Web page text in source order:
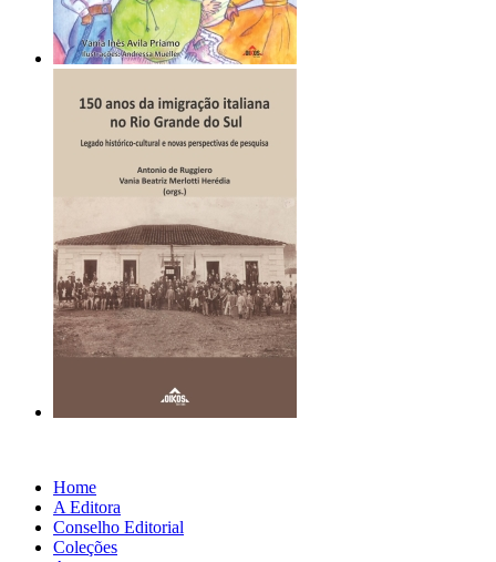
Home
A Editora
Conselho Editorial
Coleções